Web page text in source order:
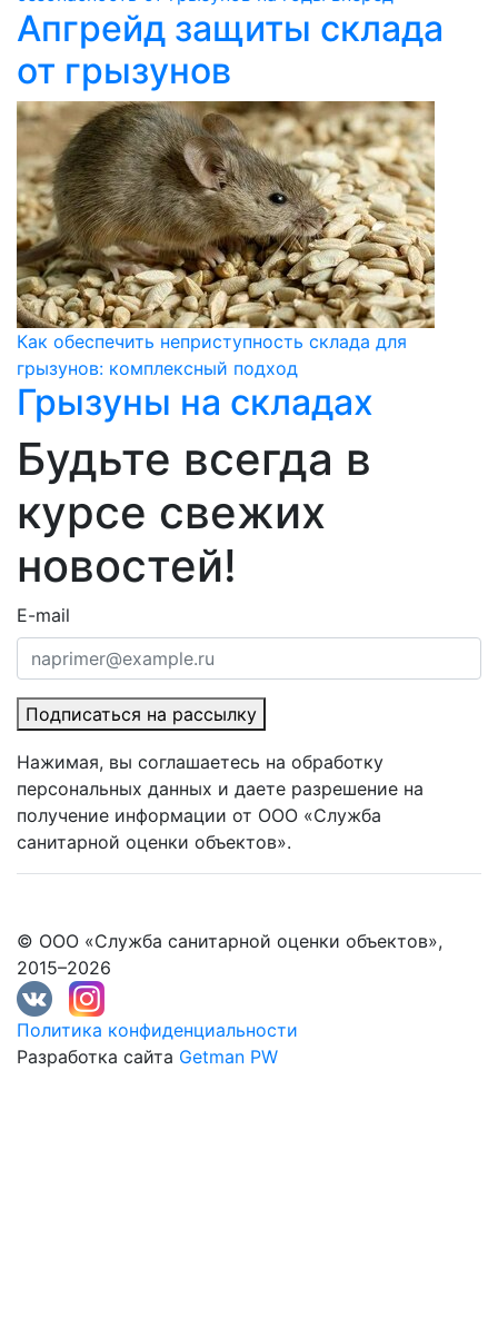
Апгрейд защиты склада
от грызунов
Как обеспечить неприступность склада для
грызунов: комплексный подход
Грызуны на складах
Будьте всегда в
курсе свежих
новостей!
E-mail
Подписаться на рассылку
Нажимая, вы соглашаетесь на обработку
персональных данных и даете разрешение на
получение информации от ООО «Служба
санитарной оценки объектов».
© ООО «Служба санитарной оценки объектов»,
2015–2026
Политика конфиденциальности
Разработка сайта Getman PW